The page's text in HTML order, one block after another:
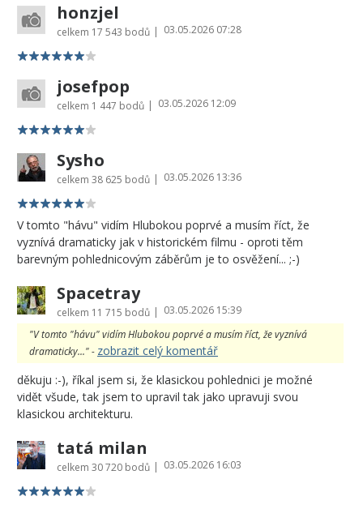
honzjel
celkem 17 543 bodů | 03.05.2026 07:28
josefpop
celkem 1 447 bodů | 03.05.2026 12:09
Sysho
celkem 38 625 bodů | 03.05.2026 13:36
V tomto "hávu" vidím Hlubokou poprvé a musím říct, že
vyznívá dramaticky jak v historickém filmu - oproti těm
barevným pohlednicovým záběrům je to osvěžení... ;-)
Spacetray
celkem 11 715 bodů | 03.05.2026 15:39
"V tomto "hávu" vidím Hlubokou poprvé a musím říct, že vyznívá
dramaticky..." - zobrazit celý komentář
děkuju :-), říkal jsem si, že klasickou pohlednici je možné
vidět všude, tak jsem to upravil tak jako upravuji svou
klasickou architekturu.
tatá milan
celkem 30 720 bodů | 03.05.2026 16:03